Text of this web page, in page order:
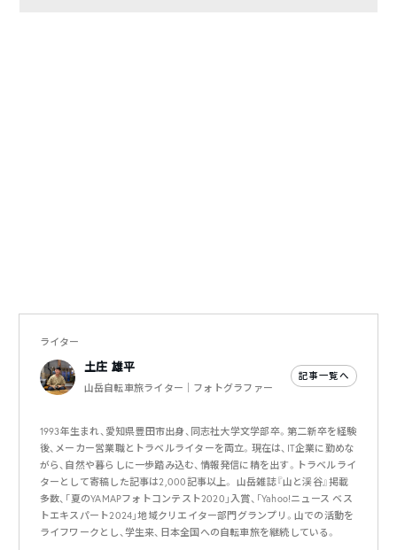
ライター
土庄 雄平
山岳自転車旅ライター｜フォトグラファー
記事一覧へ
1993年生まれ、愛知県豊田市出身、同志社大学文学部卒。第二新卒を経験
後、メーカー営業職とトラベルライターを両立。現在は、IT企業に勤めな
がら、自然や暮らしに一歩踏み込む、情報発信に精を出す。トラベルライ
ターとして寄稿した記事は2,000記事以上。 山岳雑誌『山と渓谷』掲載
多数、「夏のYAMAPフォトコンテスト2020」入賞、「Yahoo!ニュース ベス
トエキスパート2024」地域クリエイター部門グランプリ。山での活動を
ライフワークとし、学生来、日本全国への自転車旅を継続している。